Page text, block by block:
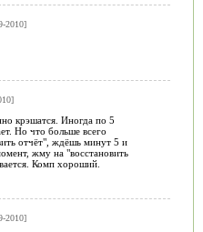
2010]
крэшатся. Иногда по 5
Но что больше всего
отчёт", ждёшь минут 5 и
жму на "восстановить
Комп хороший.
2010]